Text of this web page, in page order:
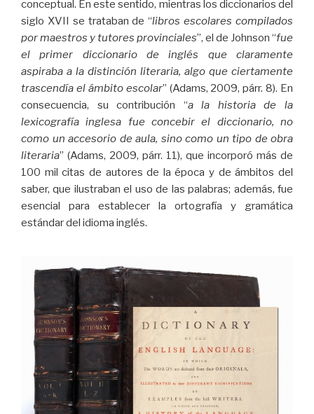
conceptual. En este sentido, mientras los diccionarios del
siglo XVII se trataban de “libros escolares compilados
por maestros y tutores provinciales”, el de Johnson “fue
el primer diccionario de inglés que claramente
aspiraba a la distinción literaria, algo que ciertamente
trascendía el ámbito escolar” (Adams, 2009, párr. 8). En
consecuencia, su contribución “a la historia de la
lexicografía inglesa fue concebir el diccionario, no
como un accesorio de aula, sino como un tipo de obra
literaria” (Adams, 2009, párr. 11), que incorporó más de
100 mil citas de autores de la época y de ámbitos del
saber, que ilustraban el uso de las palabras; además, fue
esencial para establecer la ortografía y gramática
estándar del idioma inglés.